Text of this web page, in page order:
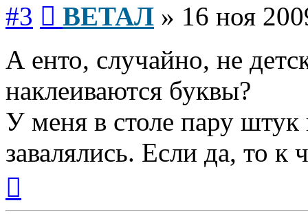
#3 ВЕТАЛ » 16 ноя
А енто, случайно, не
наклеиваются буквы?
У меня в столе пару штук
завалялись. Если да, то к
началу